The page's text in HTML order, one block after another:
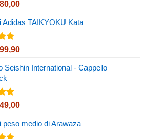
Adidas TAIKYOKU Kata
Seishin International - Cappello
peso medio di Arawaza